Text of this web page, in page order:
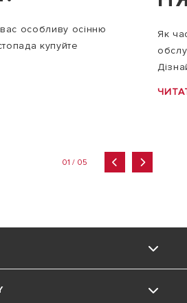
особливу осінню
купуйте
Як
01 / 05